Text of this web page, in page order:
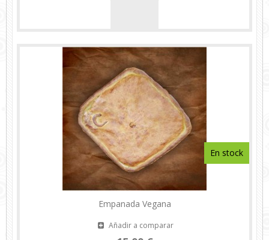
Empanada Vegana
Añadir a comparar
En stock